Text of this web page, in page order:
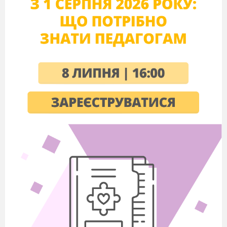
1. Трипільська археологічна культура.
Запитання на повторення.
культура»?
Наприкінці XIX ст. видатний український
археолог В. В. Хвойко відкрив і почав
досліджувати поселення давніх людей
поблизу с. Три- пілля на Київщині. Згодом
подібні селища почали знаходити і в ін
районах України. Численні пам'ятки
трипільської культури займали в IV — першій
половині III тис. до н. е. все лісостепове
Правобережжя й Подністров'я, а на пізньому
етапі існування культури поширилися на
Волинь і в Степове Причорномор'я.